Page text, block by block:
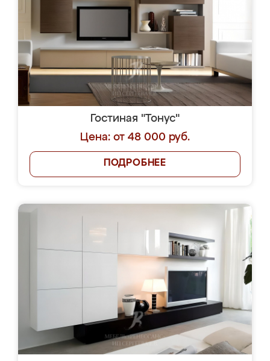
Гостиная "Тонус"
Цена: от 48 000 руб.
ПОДРОБНЕЕ